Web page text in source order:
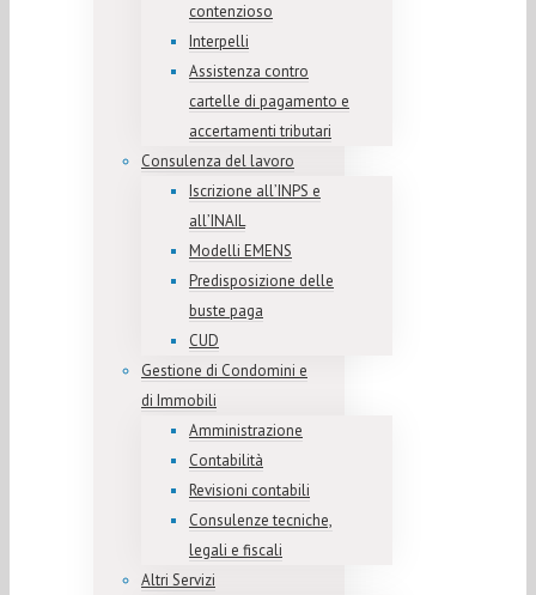
contenzioso
Interpelli
Assistenza contro
cartelle di pagamento e
accertamenti tributari
Consulenza del lavoro
Iscrizione all’INPS e
all’INAIL
Modelli EMENS
Predisposizione delle
buste paga
CUD
Gestione di Condomini e
di Immobili
Amministrazione
Contabilità
Revisioni contabili
Consulenze tecniche,
legali e fiscali
Altri Servizi